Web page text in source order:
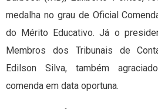
medalha no grau de Oficial
do Mérito Educativo. Já o
Membros dos Tribunais de
Edilson Silva, também
comenda em data oportuna.